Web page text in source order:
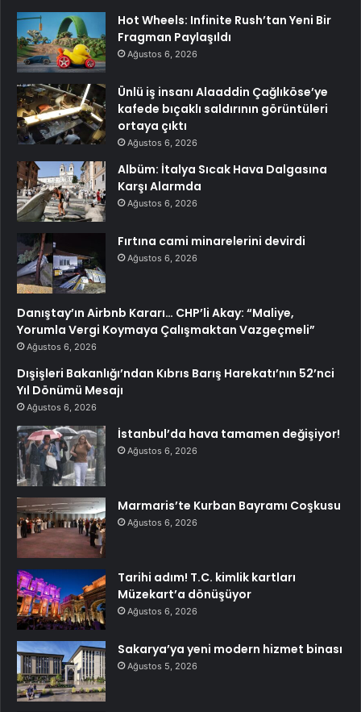
Hot Wheels: Infinite Rush’tan Yeni Bir
Fragman Paylaşıldı
Ağustos 6, 2026
Ünlü iş insanı Alaaddin Çağlıköse’ye
kafede bıçaklı saldırının görüntüleri
ortaya çıktı
Ağustos 6, 2026
Albüm: İtalya Sıcak Hava Dalgasına
Karşı Alarmda
Ağustos 6, 2026
Fırtına cami minarelerini devirdi
Ağustos 6, 2026
Danıştay’ın Airbnb Kararı… CHP’li Akay: “Maliye,
Yorumla Vergi Koymaya Çalışmaktan Vazgeçmeli”
Ağustos 6, 2026
Dışişleri Bakanlığı’ndan Kıbrıs Barış Harekatı’nın 52’nci
Yıl Dönümü Mesajı
Ağustos 6, 2026
İstanbul’da hava tamamen değişiyor!
Ağustos 6, 2026
Marmaris’te Kurban Bayramı Coşkusu
Ağustos 6, 2026
Tarihi adım! T.C. kimlik kartları
Müzekart’a dönüşüyor
Ağustos 6, 2026
Sakarya’ya yeni modern hizmet binası
Ağustos 5, 2026